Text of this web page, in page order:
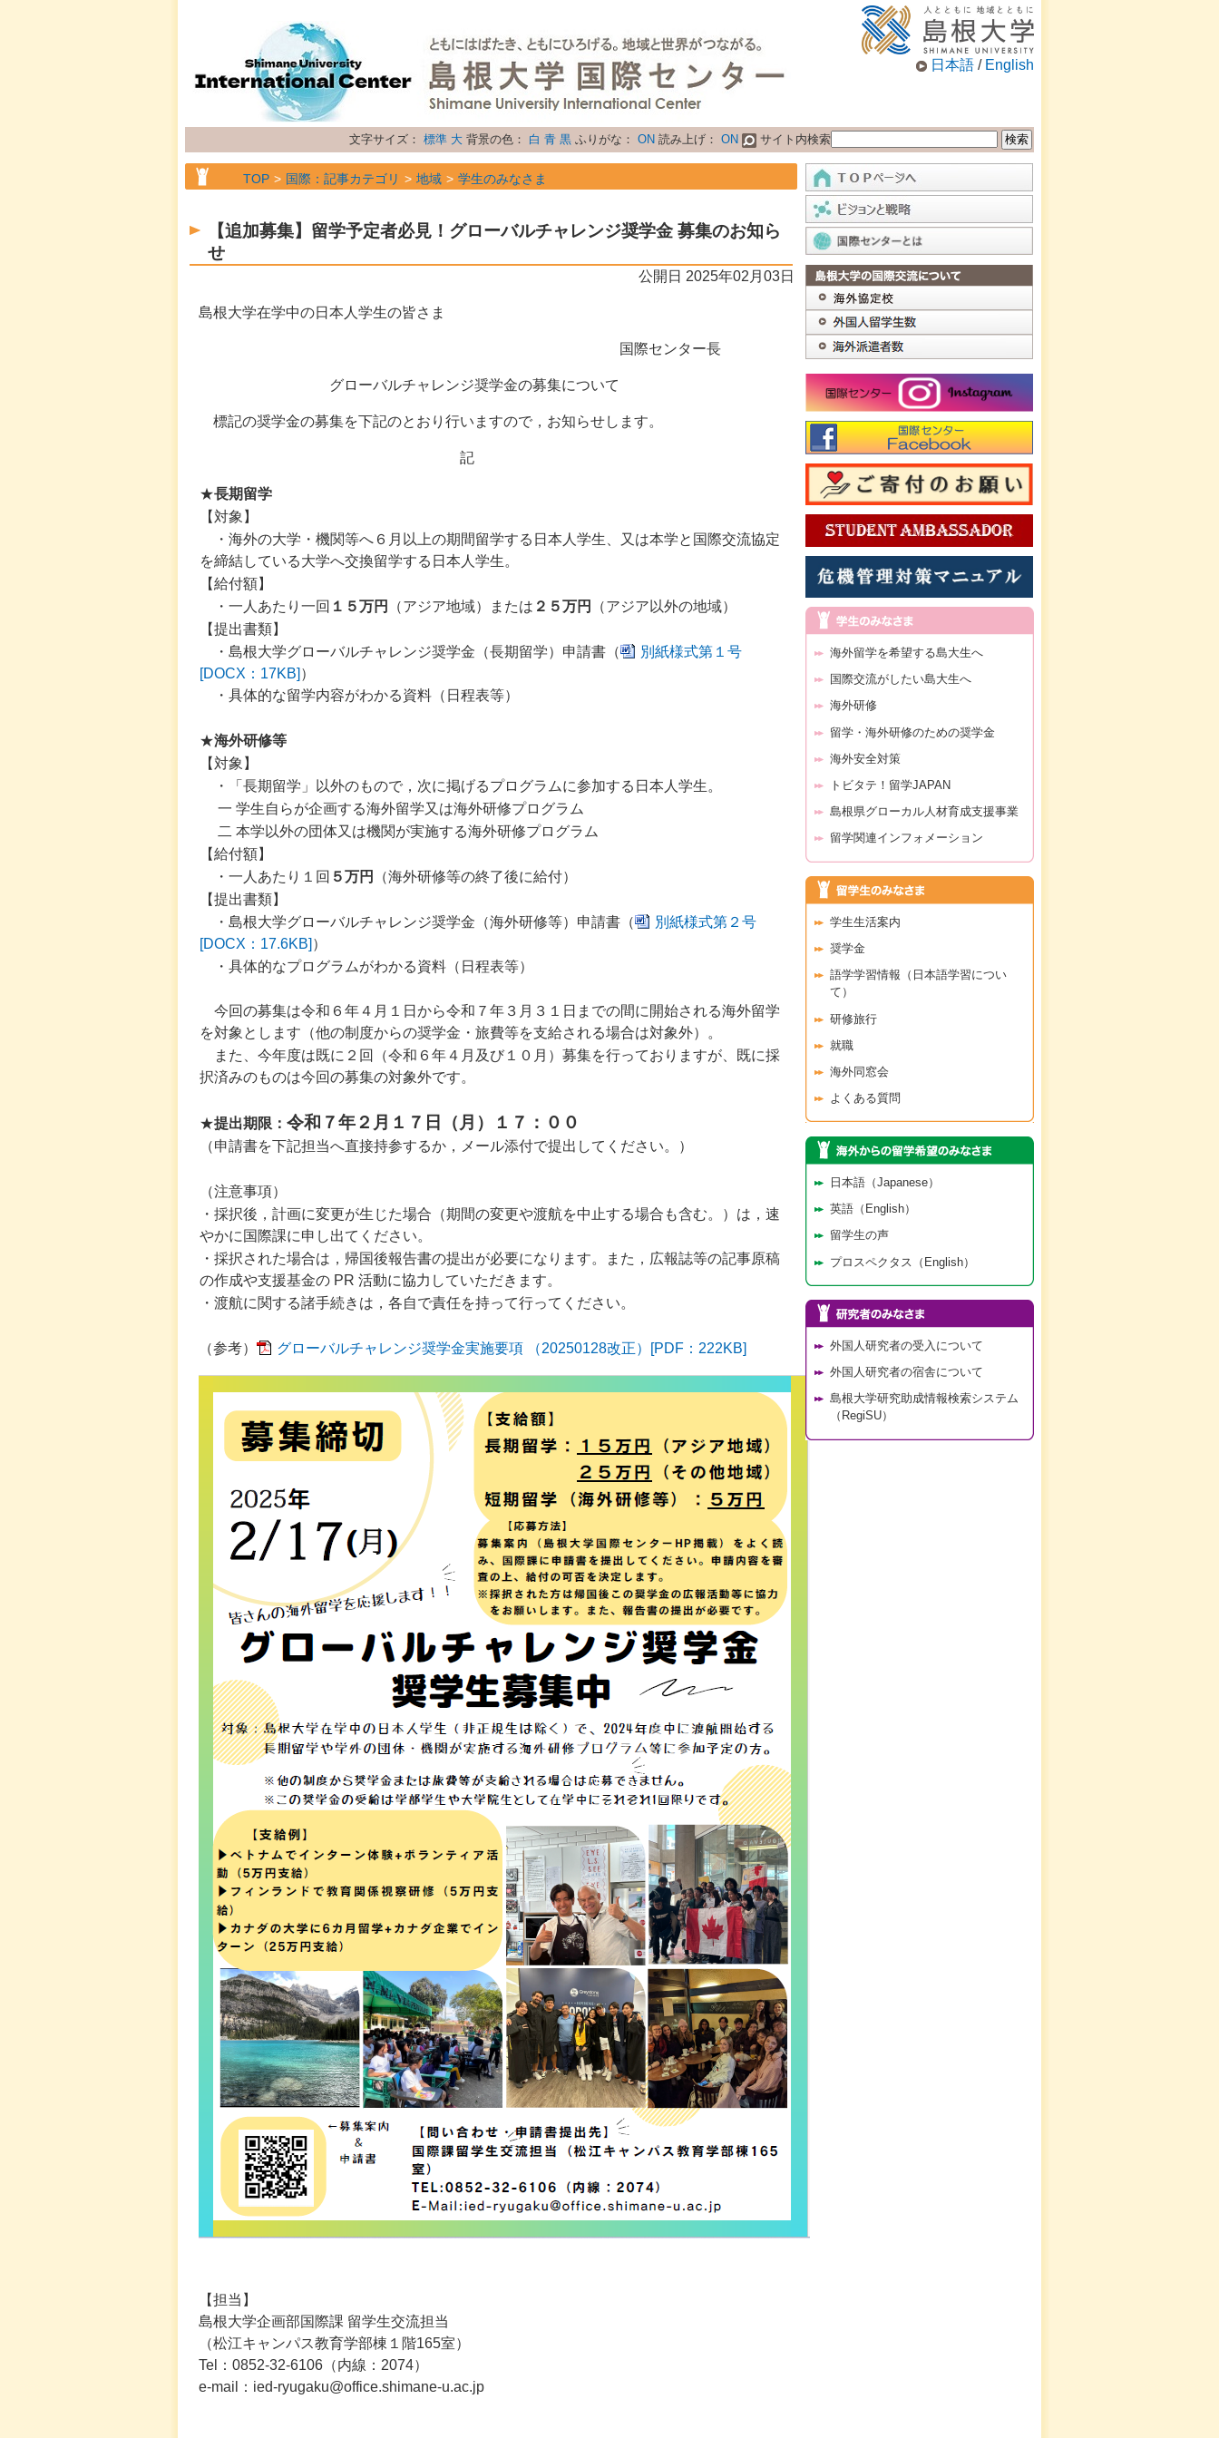
日本語 / English
文字サイズ： 標準 大 背景の色： 白 青 黒 ふりがな： ON 読み上げ： ON サイト内検索
TOP 国際：記事カテゴリ 地域 学生のみなさま
【追加募集】留学予定者必見！グローバルチャレンジ奨学金 募集のお知ら
せ
公開日 2025年02月03日
島根大学在学中の日本人学生の皆さま
国際センター長
グローバルチャレンジ奨学金の募集について
標記の奨学金の募集を下記のとおり行いますので，お知らせします。
記
★長期留学
【対象】
・海外の大学・機関等へ６月以上の期間留学する日本人学生、又は本学と国際交流協定
を締結している大学へ交換留学する日本人学生。
【給付額】
・一人あたり一回 １５万円 （アジア地域）または ２５万円
（アジア以外の地域）
【提出書類】
・島根大学グローバルチャレンジ奨学金（長期留学）申請書（
別紙様式第１号
[DOCX：17KB] ）
・具体的な留学内容がわかる資料（日程表等）
★海外研修等
【対象】
・「長期留学」以外のもので，次に掲げるプログラムに参加する日本人学生。
一 学生自らが企画する海外留学又は海外研修プログラム
二 本学以外の団体又は機関が実施する海外研修プログラム
【給付額】
・一人あたり１回 ５万円
（海外研修等の終了後に給付）
【提出書類】
・島根大学グローバルチャレンジ奨学金（海外研修等）申請書（
別紙様式第２号
[DOCX：17.6KB] ）
・具体的なプログラムがわかる資料（日程表等）
今回の募集は令和６年４月１日から令和７年３月３１日までの間に開始される海外留学
を対象とします（他の制度からの奨学金・旅費等を支給される場合は対象外）。
また、今年度は既に２回（令和６年４月及び１０月）募集を行っておりますが、既に採
択済みのものは今回の募集の対象外です。
★提出期限：令和７年２月１７日（月）１７：００
（申請書を下記担当へ直接持参するか，メール添付で提出してください。）
（注意事項）
・採択後，計画に変更が生じた場合（期間の変更や渡航を中止する場合も含む。）は，速
やかに国際課に申し出てください。
・採択された場合は，帰国後報告書の提出が必要になります。また，広報誌等の記事原稿
の作成や支援基金の PR 活動に協力していただきます。
・渡航に関する諸手続きは，各自で責任を持って行ってください。
（参考） グローバルチャレンジ奨学金実施要項 （20250128改正）[PDF：222KB]
【担当】
島根大学企画部国際課 留学生交流担当
（松江キャンパス教育学部棟１階165室）
Tel：0852-32-6106（内線：2074）
e-mail：ied-ryugaku@office.shimane-u.ac.jp
海外留学を希望する島大生へ
国際交流がしたい島大生へ
海外研修
留学・海外研修のための奨学金
海外安全対策
トビタテ！留学JAPAN
島根県グローカル人材育成支援事業
留学関連インフォメーション
学生生活案内
奨学金
語学学習情報（日本語学習につい
て）
研修旅行
就職
海外同窓会
よくある質問
日本語（Japanese）
英語（English）
留学生の声
プロスペクタス（English）
外国人研究者の受入について
外国人研究者の宿舎について
島根大学研究助成情報検索システム
（RegiSU）